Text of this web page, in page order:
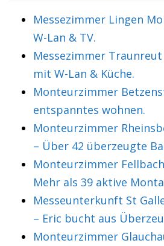
Messezimmer Lingen
W-Lan & TV.
Messezimmer
mit W-Lan & Küche.
Monteurzimmer
entspanntes wohnen.
Monteurzimmer
– Über 42 überzeugte
Monteurzimmer
Mehr als 39 aktive
Messeunterkunft St
– Eric bucht aus
Monteurzimmer